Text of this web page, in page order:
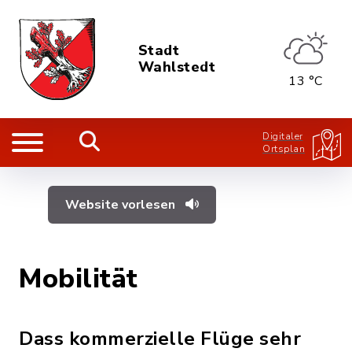
Stadt
Wahlstedt
13 °C
Digitaler
Ortsplan
Website vorlesen
Mobilität
Dass kommerzielle Flüge sehr